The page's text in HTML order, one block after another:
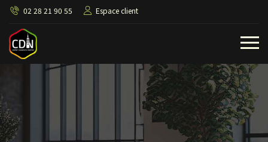
02 28 21 90 55 Espace client